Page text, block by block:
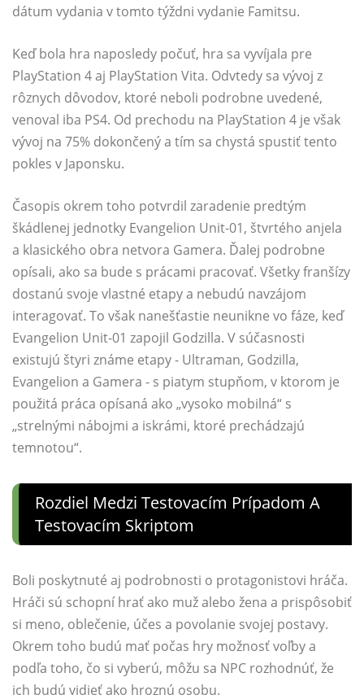
dátum vydania v tomto týždni vydanie Famitsu.
Keď bola hra naposledy počuť, hra sa vyvíjala pre
PlayStation 4 aj PlayStation Vita. Odvtedy sa vývoj z
rôznych dôvodov, ktoré neboli podrobne uvedené,
venoval iba PS4. Od prechodu na PlayStation 4 je však
vývoj na 75% dokončený a tím sa chystá spustiť tento
pokles v Japonsku.
Časopis okrem toho potvrdil zaradenie predtým
škádlenej jednotky Evangelion Unit-01, štvrtého anjela
a klasického obra netvora Gamera. Ďalej podrobne
opísali, ako sa bude s prácami pracovať. Všetky franšízy
dostanú svoje vlastné etapy a nebudú navzájom
interagovať. To však nanešťastie neunikne vo fáze, keď
Evangelion Unit-01 zapojil Godzilla. V súčasnosti
existujú štyri známe etapy - Ultraman, Godzilla,
Evangelion a Gamera - s piatym stupňom, v ktorom je
použitá práca opísaná ako „vysoko mobilná“ s
„strelnými nábojmi a iskrámi, ktoré prechádzajú
temnotou“.
Rozdiel Medzi Testovacím Prípadom A
Testovacím Skriptom
Boli poskytnuté aj podrobnosti o protagonistovi hráča.
Hráči sú schopní hrať ako muž alebo žena a prispôsobiť
si meno, oblečenie, účes a povolanie svojej postavy.
Okrem toho budú mať počas hry možnosť voľby a
podľa toho, čo si vyberú, môžu sa NPC rozhodnúť, že
ich budú vidieť ako hroznú osobu.